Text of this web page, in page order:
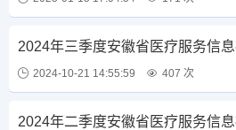
2024年三季度安徽省医疗服务信
2024-10-21 14:55:59 407 次
2024年二季度安徽省医疗服务信